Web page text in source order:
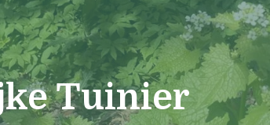
Tuinier